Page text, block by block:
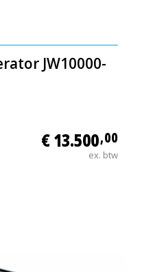
JW10000-
€ 13.500,00
ex. btw